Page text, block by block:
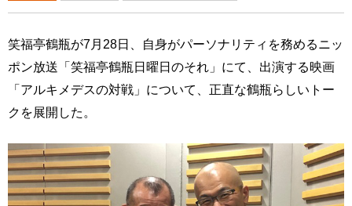
笑福亭鶴瓶が7月28日、自身がパーソナリティを務めるニッ
ポン放送「笑福亭鶴瓶日曜日のそれ」にて、出演する映画
「アルキメデスの対戦」について、正直な鶴瓶らしいトー
クを展開した。